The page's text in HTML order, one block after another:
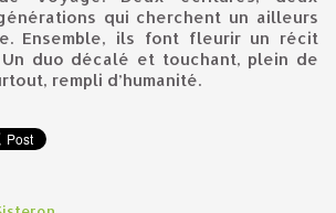
qui cherchent un ailleurs
Ensemble, ils font fleurir un récit
duo décalé et touchant, plein de
rempli d’humanité.